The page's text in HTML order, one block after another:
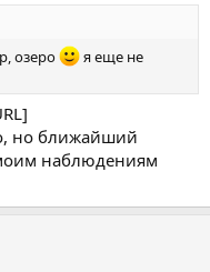
озеро
я еще не
но ближайший
наблюдениям